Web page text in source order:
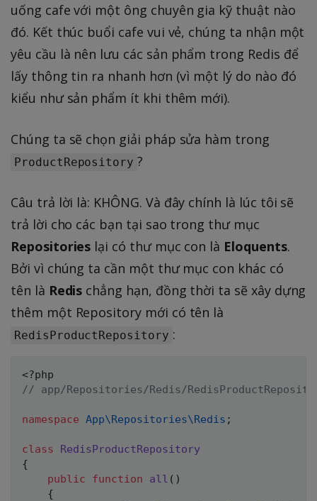
uống cafe với một ông chuyên gia kỹ thuật nào
đó. Kết thúc buổi cafe vui vẻ, chúng ta nhận một
yêu cầu là nên lưu các sản phẩm trong Redis để
lấy thông tin ra nhanh hơn (vì một lý do nào đó
kiểu như sản phẩm ít khi thêm mới).
Chúng ta sẽ chọn giải pháp sửa hàm trong
ProductRepository ?
Câu trả lời là: KHÔNG. Và đây chính là lúc tôi sẽ
trả lời cho các bạn tại sao trong thư mục
Repositories lại có thư mục con là Eloquents.
Bởi vì chúng ta cần một thư mục con khác có
tên là Redis chẳng hạn, đồng thời ta sẽ xây dựng
thêm một Repository mới có tên là
RedisProductRepository :
<?php
// app/Repositories/Redis/
namespace App\Repositories\Redis ;
class
RedisProductRepository
{
public
function all ( )
{